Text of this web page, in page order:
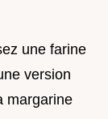
une farine
version
margarine